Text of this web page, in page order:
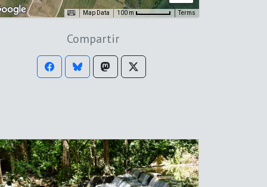
Map Data 100 m Terms
Compartir